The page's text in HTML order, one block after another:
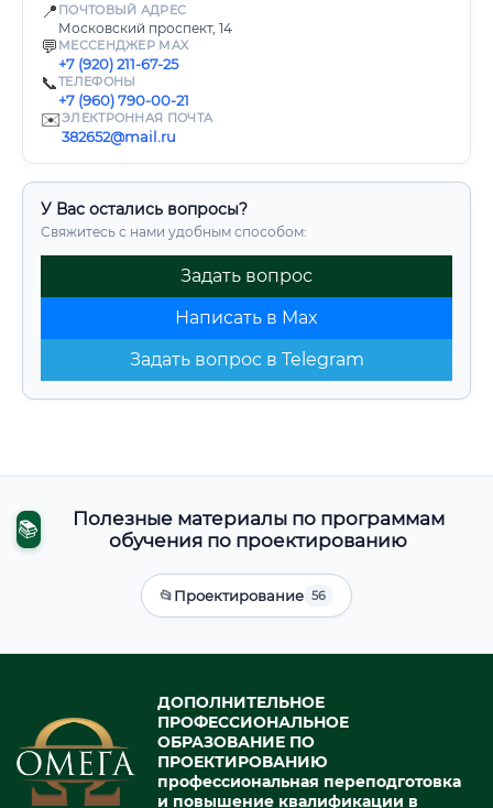
📍 ПОЧТОВЫЙ АДРЕС
Московский проспект, 14
💬 МЕССЕНДЖЕР MAX
+7 (920) 211-67-25
📞ТЕЛЕФОНЫ
+7 (960) 790-00-21
✉️ЭЛЕКТРОННАЯ ПОЧТА
382652@mail.ru
У Вас остались вопросы?
Свяжитесь с нами удобным способом:
Задать вопрос
Написать в Max
Задать вопрос в Telegram
📚
Полезные материалы по программам
обучения по проектированию
📂Проектирование 56
ДОПОЛНИТЕЛЬНОЕ
ПРОФЕССИОНАЛЬНОЕ
ОБРАЗОВАНИЕ ПО
ПРОЕКТИРОВАНИЮ
профессиональная переподготовка
и повышение квалификации в